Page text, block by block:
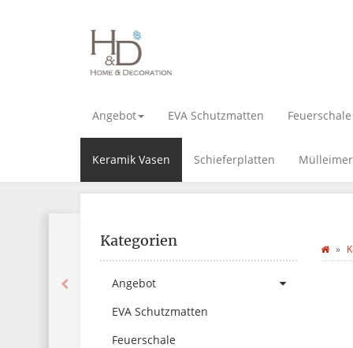
Angebot EVA Schutzmatten Feuerschale
Keramik Vasen Schieferplatten Mülleimer
Kategorien
Angebot
EVA Schutzmatten
Feuerschale